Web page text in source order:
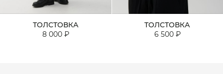
ТОЛСТОВКА
8 000 ₽
ТОЛСТОВКА
6 500 ₽